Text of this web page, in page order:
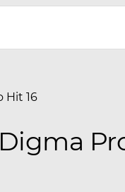
Hit 16